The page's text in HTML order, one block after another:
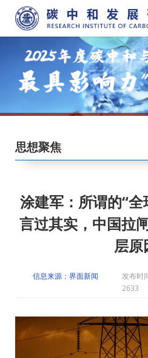
思想聚焦
涂建军：所谓的“
言过其实，中国拉
层原
信息来源：界面新闻 发布时
2633